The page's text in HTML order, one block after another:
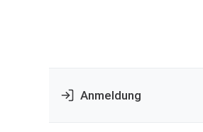
Anmeldung